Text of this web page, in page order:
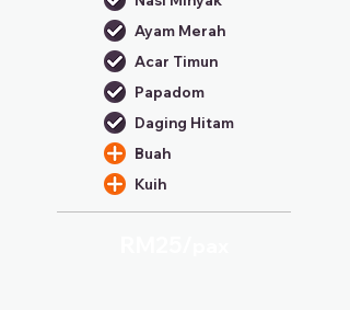
Ayam Merah
Acar Timun
Papadom
Daging Hitam
Buah
Kuih